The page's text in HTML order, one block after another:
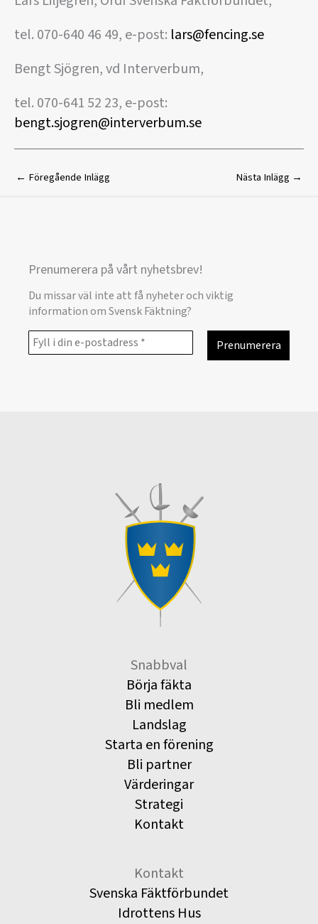
tel. 070-640 46 49, e-post: lars@fencing.se
Bengt Sjögren, vd Interverbum,
tel. 070-641 52 23, e-post:
bengt.sjogren@interverbum.se
← Föregående Inlägg Nästa Inlägg →
Prenumerera på vårt nyhetsbrev!
Du missar väl inte att få nyheter och viktig
information om Svensk Fäktning?
Snabbval
Börja fäkta
Bli medlem
Landslag
Starta en förening
Bli partner
Värderingar
Strategi
Kontakt
Kontakt
Svenska Fäktförbundet
Idrottens Hus